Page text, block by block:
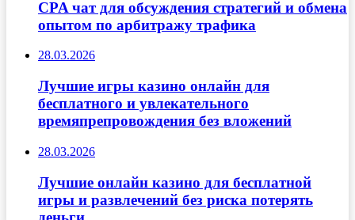
CPA чат для обсуждения стратегий и обмена
опытом по арбитражу трафика
28.03.2026
Лучшие игры казино онлайн для
бесплатного и увлекательного
времяпрепровождения без вложений
28.03.2026
Лучшие онлайн казино для бесплатной
игры и развлечений без риска потерять